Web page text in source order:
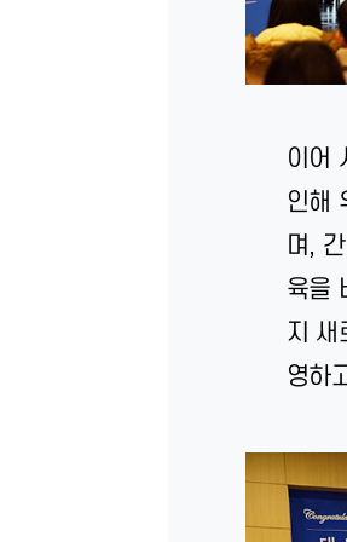
이어
인해
며,
육을
지 새
영하